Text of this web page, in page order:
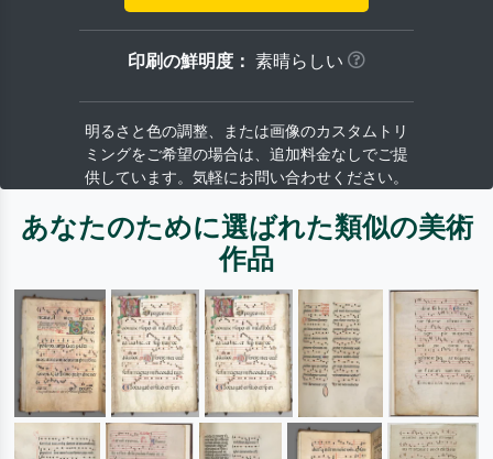
印刷の鮮明度： 素晴らしい
明るさと色の調整、または画像のカスタムトリ
ミングをご希望の場合は、追加料金なしでご提
供しています。気軽にお問い合わせください。
あなたのために選ばれた類似の美術
作品